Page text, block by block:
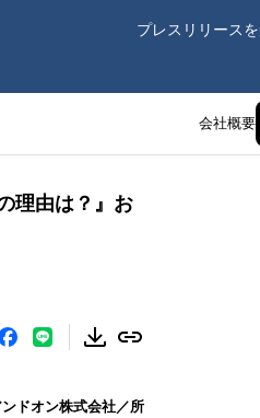
プレスリリース
会社概要
理由は？』お
ドオン株式会社／所